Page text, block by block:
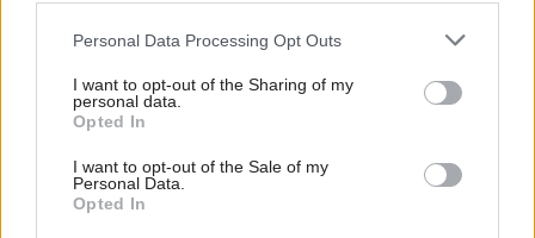
Please note that this website/app uses one or more Google
not limited to your visit or usage behaviour. You may click to
grant or deny consent to Google and its third-party tags to
use your data for below specified purposes in below Google
consent section.
Personal Data Processing Opt Outs
I want to opt-out of the Sharing of my
personal data.
Opted In
I want to opt-out of the Sale of my
Personal Data.
Opted In
riešenia pre modernú domácnosť